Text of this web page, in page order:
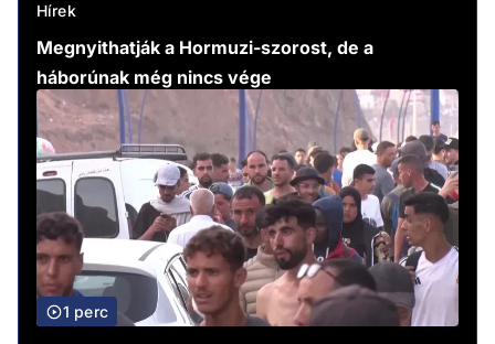
Hírek
Megnyithatják a Hormuzi-szorost, de a
háborúnak még nincs vége
1 perc